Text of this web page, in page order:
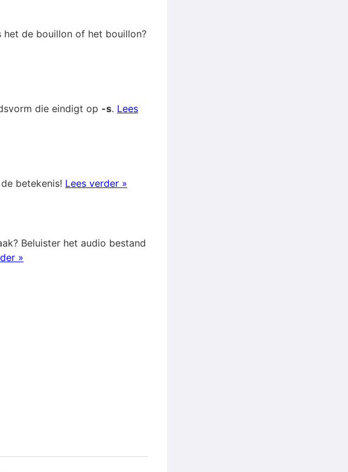
de bouillon of het bouillon?
die eindigt op -s. Lees
betekenis! Lees verder »
Beluister het audio bestand
»